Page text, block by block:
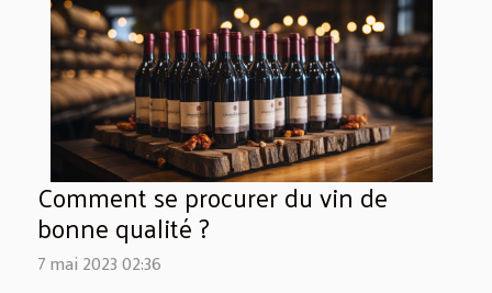
Comment se procurer du vin de
bonne qualité ?
7 mai 2023 02:36